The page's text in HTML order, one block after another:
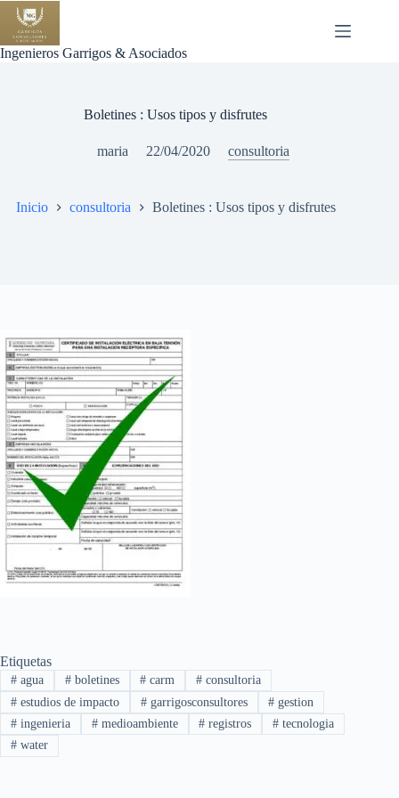
Saltar
contenido
Ingenieros Garrigos & Asociados
Boletines : Usos tipos y disfrutes
maria 22/04/2020 consultoria
Inicio consultoria Boletines : Usos tipos y disfrutes
Etiquetas
#agua #boletines # carm # consultoria
#estudios de impacto #garrigosconsultores # gestion
#ingenieria #medioambiente # registros # tecnologia
#water